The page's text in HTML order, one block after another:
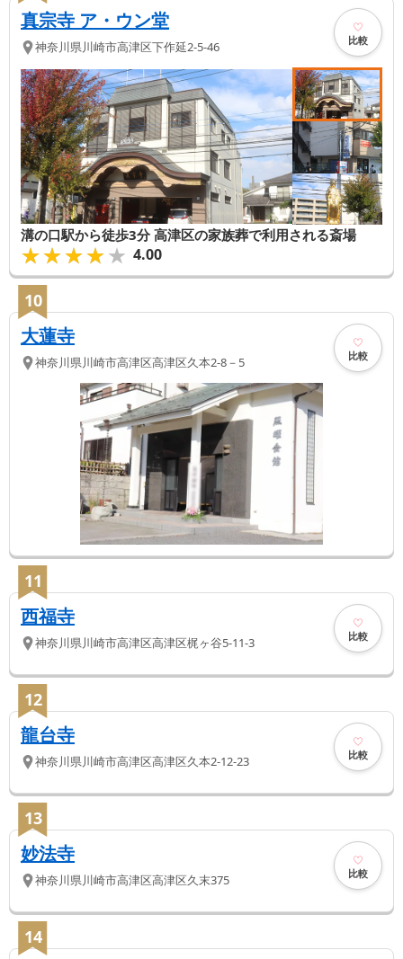
真宗寺 ア・ウン堂
神奈川県川崎市高津区下作延2-5-46 比較
溝の口駅から徒歩3分 高津区の家族葬で利用される斎場
★★★★★
★★★★★ 4.00
10
大蓮寺
神奈川県川崎市高津区高津区久本2-8－5 比較
11
西福寺
神奈川県川崎市高津区高津区梶ヶ谷5-11-3 比較
12
龍台寺
神奈川県川崎市高津区高津区久本2-12-23 比較
13
妙法寺
神奈川県川崎市高津区高津区久末375 比較
14